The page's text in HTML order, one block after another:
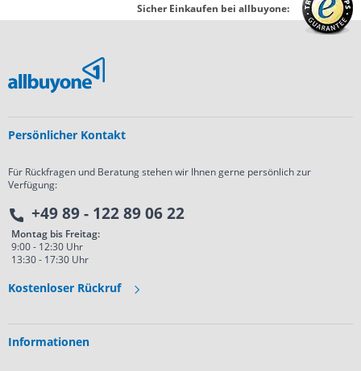
Sicher Einkaufen bei allbuyone:
Persönlicher Kontakt
Für Rückfragen und Beratung stehen wir Ihnen gerne persönlich zur
Verfügung:
+49 89 - 122 89 06 22
Montag bis Freitag:
9:00 - 12:30 Uhr
13:30 - 17:30 Uhr
Kostenloser Rückruf
Informationen